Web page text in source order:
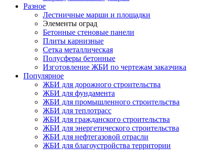
Разное
Лестничные марши и площадки
Элементы оград
Бетонные стеновые панели
Плиты карнизные
Сетка металлическая
Полусферы бетонные
Изготовление ЖБИ по чертежам заказчика
Популярное
ЖБИ для дорожного строительства
ЖБИ для фундамента
ЖБИ для промышленного строительства
ЖБИ для теплотрасс
ЖБИ для гражданского строительства
ЖБИ для энергетического строительства
ЖБИ для нефтегазовой отрасли
ЖБИ для благоустройства территории